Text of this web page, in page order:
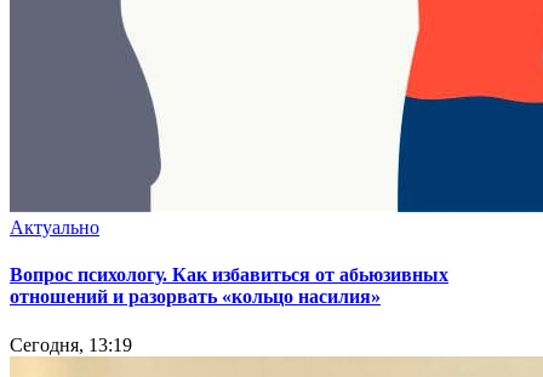
Актуально
Вопрос психологу. Как избавиться от абьюзивных
отношений и разорвать «кольцо насилия»
Сегодня, 13:19